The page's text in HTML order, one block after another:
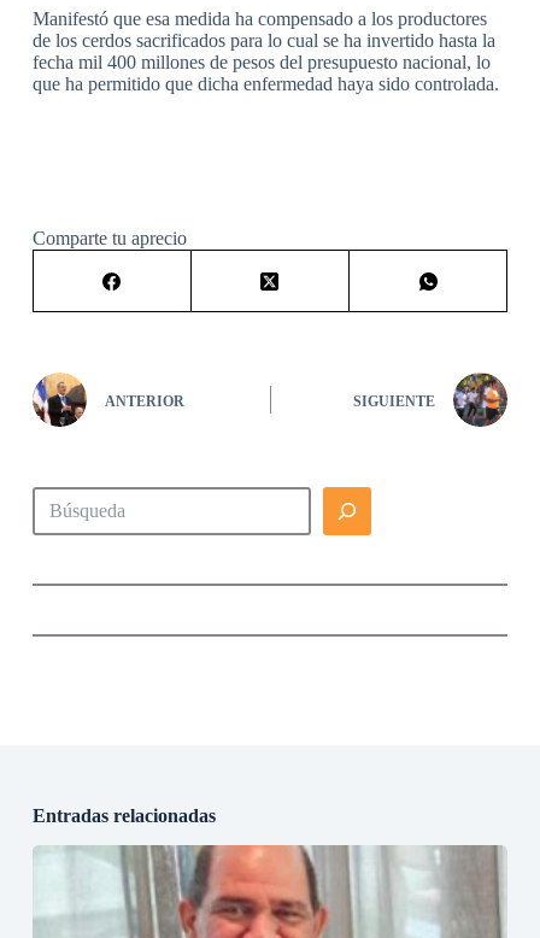
Manifestó que esa medida ha compensado a los productores
de los cerdos sacrificados para lo cual se ha invertido hasta la
fecha mil 400 millones de pesos del presupuesto nacional, lo
que ha permitido que dicha enfermedad haya sido controlada.
Comparte tu aprecio
ANTERIOR SIGUIENTE
Buscar
Entradas relacionadas